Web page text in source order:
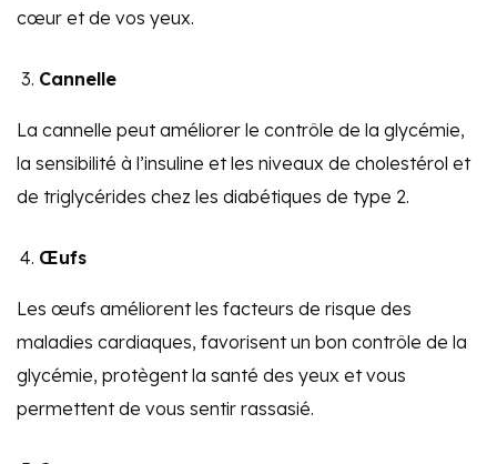
cœur et de vos yeux.
Cannelle
La cannelle peut améliorer le contrôle de la glycémie,
la sensibilité à l’insuline et les niveaux de cholestérol et
de triglycérides chez les diabétiques de type 2.
Œufs
Les œufs améliorent les facteurs de risque des
maladies cardiaques, favorisent un bon contrôle de la
glycémie, protègent la santé des yeux et vous
permettent de vous sentir rassasié.